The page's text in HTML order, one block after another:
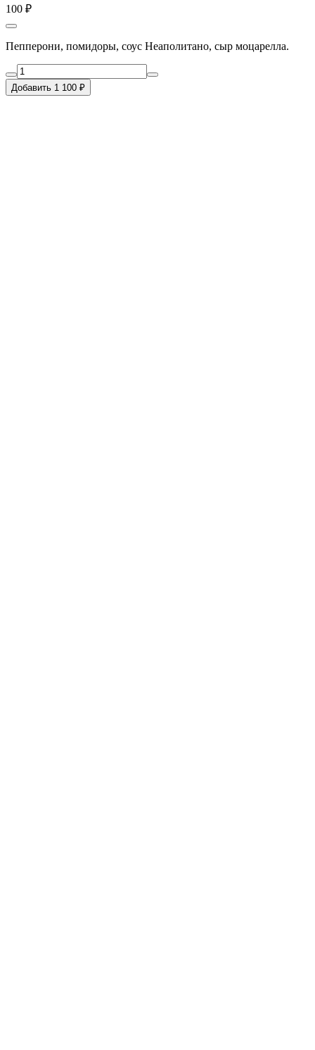
100 ₽
Пепперони, помидоры, соус Неаполитано, сыр моцарелла.
Добавить 1 100 ₽